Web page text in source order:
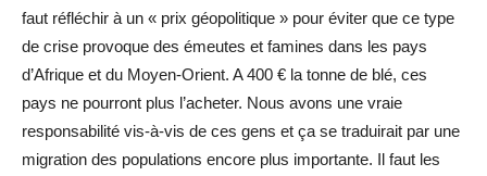
faut réfléchir à un « prix géopolitique » pour éviter que ce type
de crise provoque des émeutes et famines dans les pays
d’Afrique et du Moyen-Orient. A 400 € la tonne de blé, ces
pays ne pourront plus l’acheter. Nous avons une vraie
responsabilité vis-à-vis de ces gens et ça se traduirait par une
migration des populations encore plus importante. Il faut les